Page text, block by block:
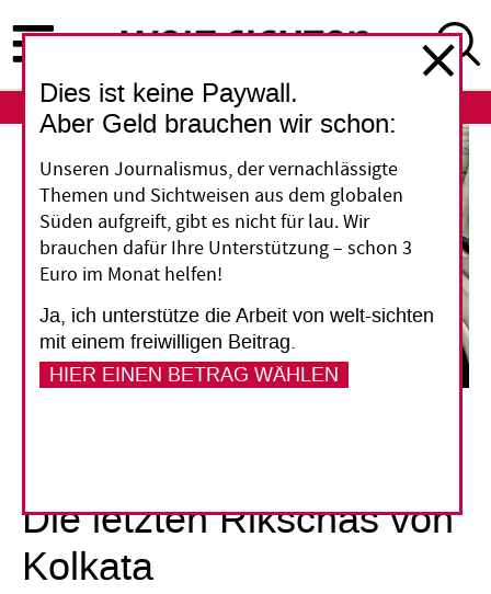
zum
Inhalt
ABO
Die letzten Rikschas von
Kolkata
Dies ist keine Paywall.
Aber Geld brauchen wir schon:
Unseren Journalismus, der vernachlässigte
Themen und Sichtweisen aus dem globalen
Süden aufgreift, gibt es nicht für lau. Wir
brauchen dafür Ihre Unterstützung – schon 3
Euro im Monat helfen!
Ja, ich unterstütze die Arbeit von welt-sichten
mit einem freiwilligen Beitrag.
HIER EINEN BETRAG WÄHLEN